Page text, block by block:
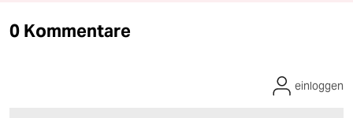
0 Kommentare
einloggen